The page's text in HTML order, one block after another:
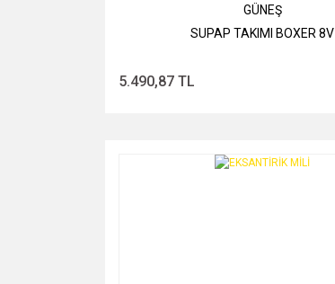
GÜNEŞ
SUPAP TAKIMI BOXER 8V
5.490,87 TL